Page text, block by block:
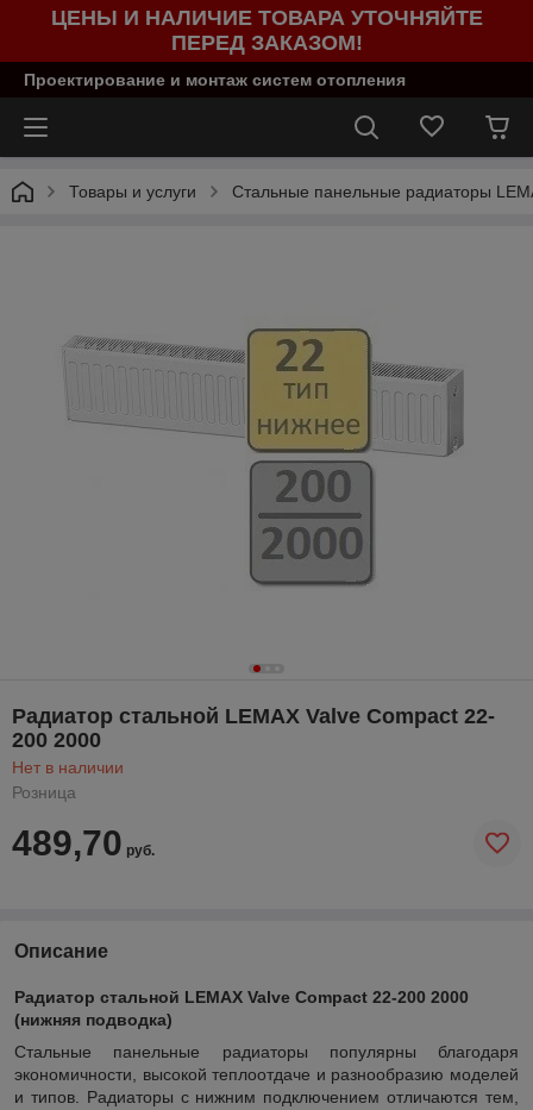
ЦЕНЫ И НАЛИЧИЕ ТОВАРА УТОЧНЯЙТЕ
ПЕРЕД ЗАКАЗОМ!
Проектирование и монтаж систем отопления
Товары и услуги Стальные панельные радиаторы
Радиатор стальной LEMAX Valve Compact 22-
200 2000
Нет в наличии
Розница
489,70 руб.
Описание
Радиатор стальной LEMAX Valve Compact 22-200 2000
(нижняя подводка)
Стальные панельные радиаторы популярны благодаря
экономичности, высокой теплоотдаче и разнообразию моделей
и типов. Радиаторы с нижним подключением отличаются тем,